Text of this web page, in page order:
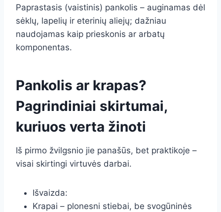
Paprastasis (vaistinis) pankolis – auginamas dėl
sėklų, lapelių ir eterinių aliejų; dažniau
naudojamas kaip prieskonis ar arbatų
komponentas.
Pankolis ar krapas?
Pagrindiniai skirtumai,
kuriuos verta žinoti
Iš pirmo žvilgsnio jie panašūs, bet praktikoje –
visai skirtingi virtuvės darbai.
Išvaizda:
Krapai – plonesni stiebai, be svogūninės